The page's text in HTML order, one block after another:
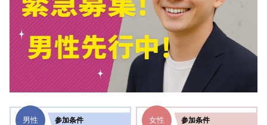
男性 参加条件
女性 参加条件